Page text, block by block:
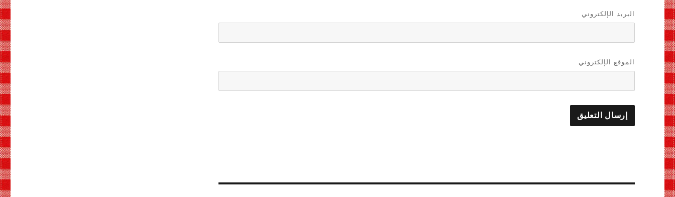
البريد الإلكتروني
الموقع الإلكتروني